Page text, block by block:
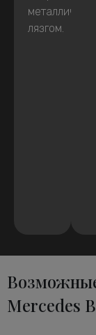
лязгом.
Mercedes